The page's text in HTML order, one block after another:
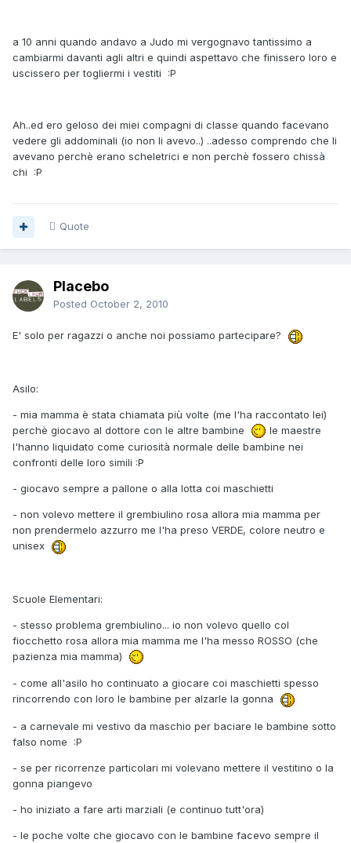
a 10 anni quando andavo a Judo mi vergognavo tantissimo a
cambiarmi davanti agli altri e quindi aspettavo che finissero loro e
uscissero per togliermi i vestiti :P
Ah..ed ero geloso dei miei compagni di classe quando facevano
vedere gli addominali (io non li avevo..) ..adesso comprendo che li
avevano perchè erano scheletrici e non perchè fossero chissà
chi :P
Quote
Placebo
Posted October 2, 2010
E' solo per ragazzi o anche noi possiamo partecipare?
Asilo:
- mia mamma è stata chiamata più volte (me l'ha raccontato lei)
perchè giocavo al dottore con le altre bambine
le maestre
l'hanno liquidato come curiosità normale delle bambine nei
confronti delle loro simili :P
- giocavo sempre a pallone o alla lotta coi maschietti
- non volevo mettere il grembiulino rosa allora mia mamma per
non prendermelo azzurro me l'ha preso VERDE, colore neutro e
unisex
Scuole Elementari:
- stesso problema grembiulino... io non volevo quello col
fiocchetto rosa allora mia mamma me l'ha messo ROSSO (che
pazienza mia mamma)
- come all'asilo ho continuato a giocare coi maschietti spesso
rincorrendo con loro le bambine per alzarle la gonna
- a carnevale mi vestivo da maschio per baciare le bambine sotto
falso nome :P
- se per ricorrenze particolari mi volevano mettere il vestitino o la
gonna piangevo
- ho iniziato a fare arti marziali (e continuo tutt'ora)
- le poche volte che giocavo con le bambine facevo sempre il